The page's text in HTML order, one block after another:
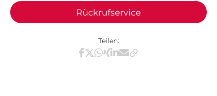
Rückrufservice
Teilen:
Teilen via Facebook
Teilen via X / Twitter
Teilen via WhatsApp
Teilen via Xing
Teilen via LinkedIn
Teilen via E-Mail